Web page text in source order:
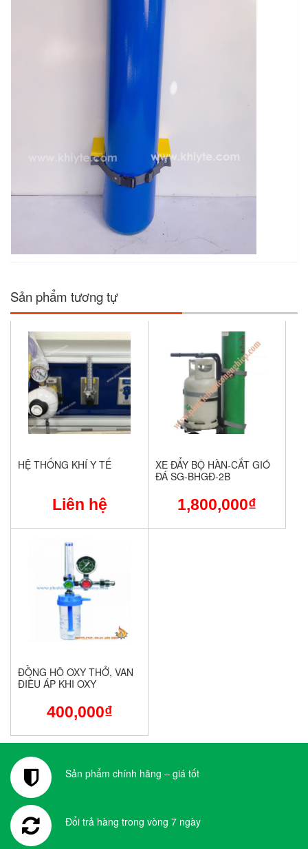
Sản phẩm tương tự
HỆ THỐNG KHÍ Y TẾ
Liên hệ
XE ĐẨY BỘ HÀN-CẮT GIÓ
ĐÁ SG-BHGĐ-2B
1,800,000₫
ĐỒNG HÔ OXY THỞ, VAN
ĐIỀU ÁP KHI OXY
400,000₫
Sản phẩm chính hãng – giá tốt
Đổi trả hàng trong vòng 7 ngày